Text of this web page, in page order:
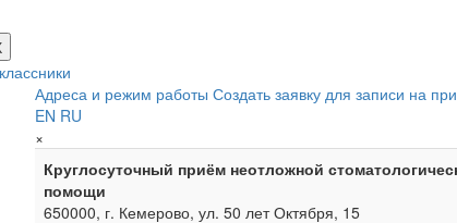
Адреса и режим работы Создать заявку для записи на
EN RU
×
Круглосуточный приём неотложной
помощи
650000, г. Кемерово, ул. 50 лет Октября, 15